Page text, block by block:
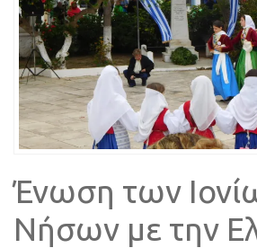
Ένωση των
Νήσων με την